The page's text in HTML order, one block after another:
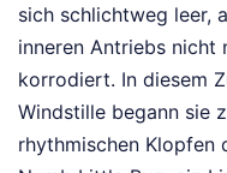
sich schlichtweg leer,
inneren Antriebs nicht
korrodiert. In diesem
Windstille begann sie
rhythmischen Klopfen